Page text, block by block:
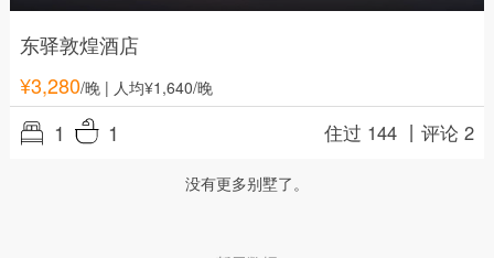
东驿敦煌酒店
¥3,280/晚| 人均¥1,640/晚
1 1 住过 144 丨评论 2
没有更多别墅了。